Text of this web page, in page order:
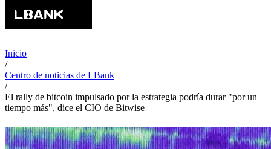
Inicio
/
Centro de noticias de LBank
/
El rally de bitcoin impulsado por la estrategia podría durar "por un
tiempo más", dice el CIO de Bitwise